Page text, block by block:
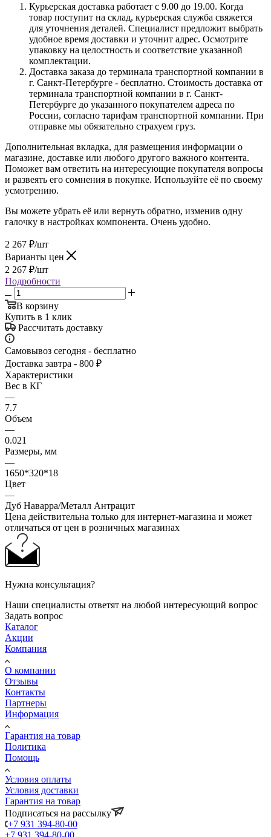
Курьерская доставка работает с 9.00 до 19.00. Когда
товар поступит на склад, курьерская служба свяжется
для уточнения деталей. Специалист предложит выбрать
удобное время доставки и уточнит адрес. Осмотрите
упаковку на целостность и соответствие указанной
комплектации.
Доставка заказа до терминала транспортной компании в
г. Санкт-Петербурге - бесплатно. Стоимость доставка от
терминала транспортной компании в г. Санкт-
Петербурге до указанного покупателем адреса по
России, согласно тарифам транспортной компании. При
отправке мы обязательно страхуем груз.
Дополнительная вкладка, для размещения информации о
магазине, доставке или любого другого важного контента.
Поможет вам ответить на интересующие покупателя вопросы
и развеять его сомнения в покупке. Используйте её по своему
усмотрению.
Вы можете убрать её или вернуть обратно, изменив одну
галочку в настройках компонента. Очень удобно.
2 267 ₽/шт
Варианты цен
2 267 ₽/шт
Подробности
В корзину
Купить в 1 клик
Рассчитать доставку
Самовывоз сегодня - бесплатно
Доставка завтра - 800 ₽
Характеристики
Вес в КГ
—
7.7
Объем
—
0.021
Размеры, мм
—
1650*320*18
Цвет
—
Дуб Наварра/Металл Антрацит
Цена действительна только для интернет-магазина и может
отличаться от цен в розничных магазинах
Нужна консультация?
Наши специалисты ответят на любой интересующий вопрос
Задать вопрос
Каталог
Акции
Компания
О компании
Отзывы
Контакты
Партнеры
Информация
Гарантия на товар
Политика
Помощь
Условия оплаты
Условия доставки
Гарантия на товар
Подписаться на рассылку
+7 931 394-80-00
+7 931 394-80-00